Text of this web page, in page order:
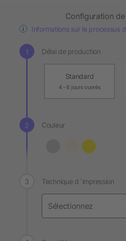
Configuration de
Informations sur le processus
Délai de production
Standard
4 - 6 jours ouvrés
Couleur
Technique d´impression